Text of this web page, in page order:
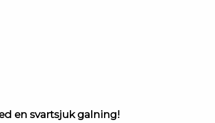
en svartsjuk galning!